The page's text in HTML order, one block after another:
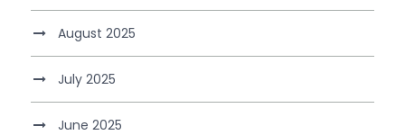
August 2025
July 2025
June 2025